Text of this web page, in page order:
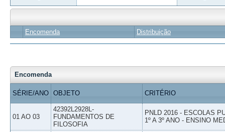
Encomenda Distribuição
Encomenda
SÉRIE/ANO OBJETO CRITÉRIO
01 AO 03
42392L2928L-
FUNDAMENTOS DE
FILOSOFIA
PNLD 2016 - ESCOLAS
1º A 3º ANO - ENSINO